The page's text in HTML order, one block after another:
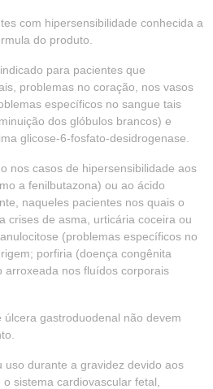
com hipersensibilidade conhecida a
do produto.
para pacientes que
problemas no coração, nos vasos
específicos no sangue tais
dos glóbulos brancos) e
glicose-6-fosfato-desidrogenase.
nos casos de hipersensibilidade aos
a fenilbutazona) ou ao ácido
naqueles pacientes nos quais o
crises de asma, urticária coceira ou
(problemas específicos no
porfiria (doença congênita
arroxeada nos fluídos corporais
gastroduodenal não devem
uso durante a gravidez devido aos
sistema cardiovascular fetal,